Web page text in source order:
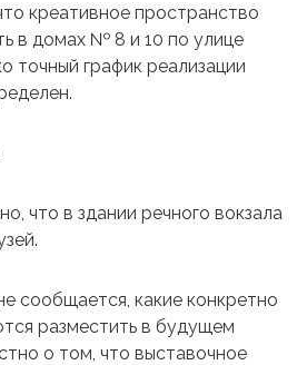
креативное пространство
в домах № 8 и 10 по улице
точный график реализации
что в здании речного вокзала
сообщается, какие конкретно
разместить в будущем
о том, что выставочное